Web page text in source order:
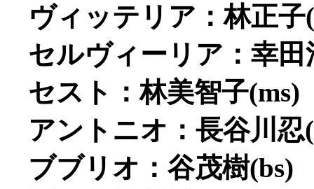
ヴィッテリア：林正子
セルヴィーリア：幸田
セスト：林美智子(ms)
アントニオ：長谷川忍
ブブリオ：谷茂樹(bs)